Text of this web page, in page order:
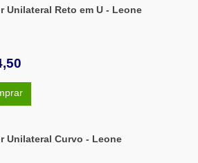
Unilateral Reto em U - Leone
Unilateral Curvo - Leone